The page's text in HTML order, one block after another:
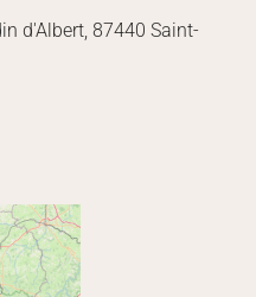
d'Albert, 87440 Saint-